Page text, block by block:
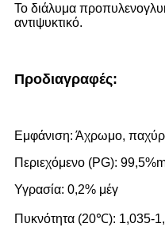
Το διάλυμα
αντιψυκτικό.
Προδιαγραφές:
Εμφάνιση: Άχρωμο,
Περιεχόμενο (PG):
Υγρασία: 0,2% μέγ
Πυκνότητα (20℃): 1,035-